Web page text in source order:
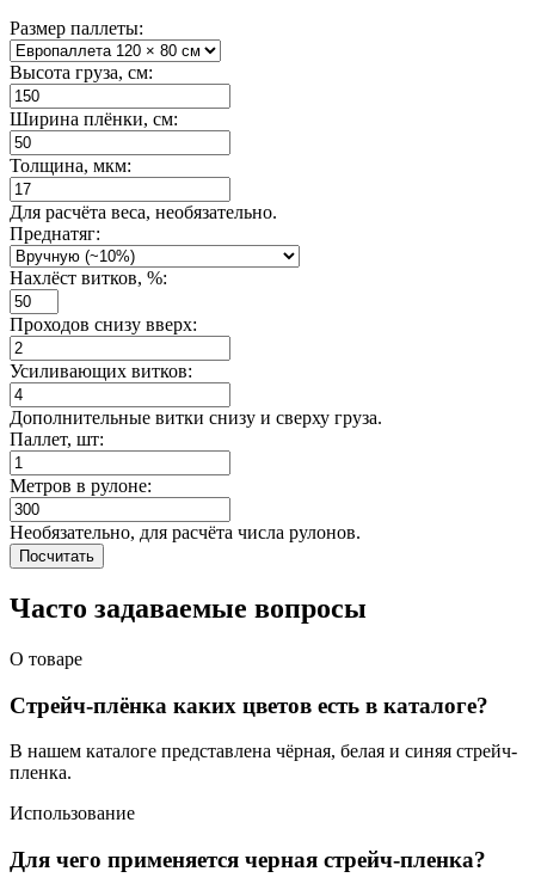
Размер паллеты:
Высота груза, см:
Ширина плёнки, см:
Толщина, мкм:
Для расчёта веса, необязательно.
Преднатяг:
Нахлёст витков, %:
Проходов снизу вверх:
Усиливающих витков:
Дополнительные витки снизу и сверху груза.
Паллет, шт:
Метров в рулоне:
Необязательно, для расчёта числа рулонов.
Посчитать
Часто задаваемые вопросы
О товаре
Стрейч-плёнка каких цветов есть в каталоге?
В нашем каталоге представлена чёрная, белая и синяя стрейч-
пленка.
Использование
Для чего применяется черная стрейч-пленка?